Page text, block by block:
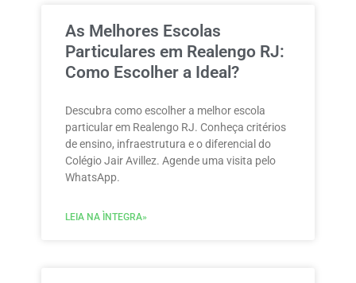
As Melhores Escolas
Particulares em Realengo RJ:
Como Escolher a Ideal?
Descubra como escolher a melhor escola
particular em Realengo RJ. Conheça critérios
de ensino, infraestrutura e o diferencial do
Colégio Jair Avillez. Agende uma visita pelo
WhatsApp.
LEIA NA ÌNTEGRA»